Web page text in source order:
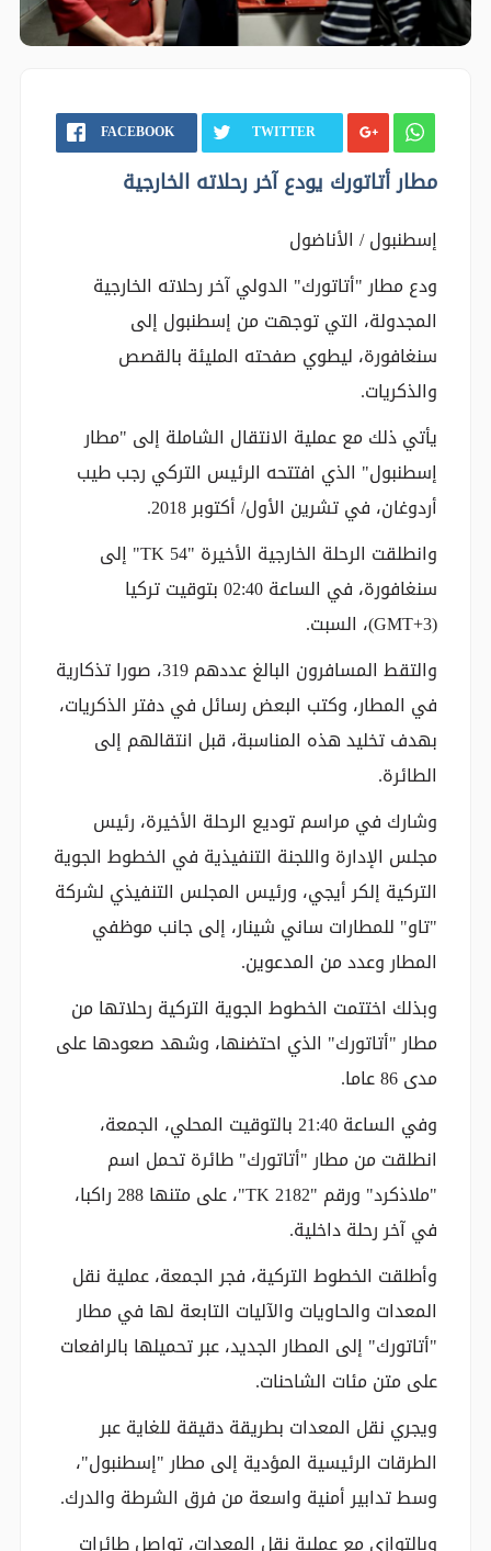
FACEBOOK TWITTER
مطار أتاتورك يودع آخر رحلاته الخارجية
إسطنبول / الأناضول
ودع مطار "أتاتورك" الدولي آخر رحلاته الخارجية
المجدولة، التي توجهت من إسطنبول إلى
سنغافورة، ليطوي صفحته المليئة بالقصص
والذكريات.
يأتي ذلك مع عملية الانتقال الشاملة إلى "مطار
إسطنبول" الذي افتتحه الرئيس التركي رجب طيب
أردوغان، في تشرين الأول/ أكتوبر 2018.
وانطلقت الرحلة الخارجية الأخيرة "TK 54" إلى
سنغافورة، في الساعة 02:40 بتوقيت تركيا
(GMT+3)، السبت.
والتقط المسافرون البالغ عددهم 319، صورا تذكارية
في المطار، وكتب البعض رسائل في دفتر الذكريات،
بهدف تخليد هذه المناسبة، قبل انتقالهم إلى
الطائرة.
وشارك في مراسم توديع الرحلة الأخيرة، رئيس
مجلس الإدارة واللجنة التنفيذية في الخطوط الجوية
التركية إلكر أيجي، ورئيس المجلس التنفيذي لشركة
"تاو" للمطارات ساني شينار، إلى جانب موظفي
المطار وعدد من المدعوين.
وبذلك اختتمت الخطوط الجوية التركية رحلاتها من
مطار "أتاتورك" الذي احتضنها، وشهد صعودها على
مدى 86 عاما.
وفي الساعة 21:40 بالتوقيت المحلي، الجمعة،
انطلقت من مطار "أتاتورك" طائرة تحمل اسم
"ملاذكرد" ورقم "TK 2182"، على متنها 288 راكبا،
في آخر رحلة داخلية.
وأطلقت الخطوط التركية، فجر الجمعة، عملية نقل
المعدات والحاويات والآليات التابعة لها في مطار
"أتاتورك" إلى المطار الجديد، عبر تحميلها بالرافعات
على متن مئات الشاحنات.
ويجري نقل المعدات بطريقة دقيقة للغاية عبر
الطرقات الرئيسية المؤدية إلى مطار "إسطنبول"،
وسط تدابير أمنية واسعة من فرق الشرطة والدرك.
وبالتوازي مع عملية نقل المعدات، تواصل طائرات